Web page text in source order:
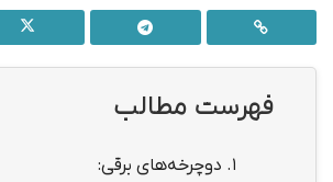
فهرست مطالب
1. دوچرخه‌های برقی: